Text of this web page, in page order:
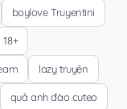
boylove Truyentini
lazy truyện
quả anh đào cuteo